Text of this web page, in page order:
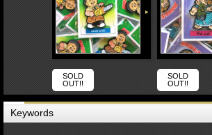
SOLD
OUT!!
SOLD
OUT!!
Keywords